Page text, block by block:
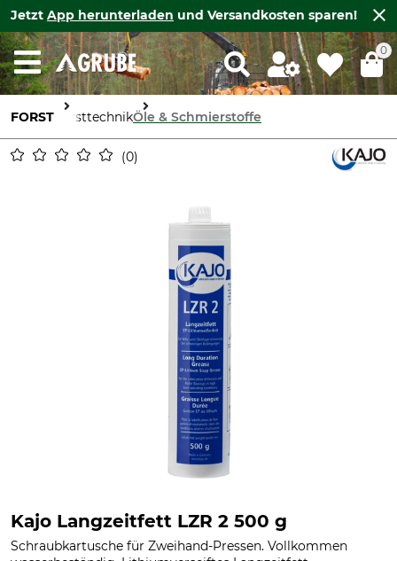
Jetzt App herunterladen und Versandkosten sparen!
0
FORST ForsttechnikÖle & Schmierstoffe
0
Kajo Langzeitfett LZR 2 500 g
Schraubkartusche für Zweihand-Pressen. Vollkommen